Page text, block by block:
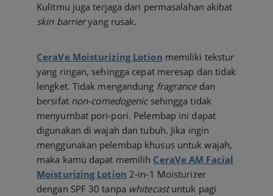
Kulitmu juga terjaga dari permasalahan akibat
skin barrieryang rusak.
CeraVe Moisturizing Lotion memiliki tekstur
yang ringan, sehingga cepat meresap dan tidak
lengket. Tidak mengandung fragrancedan
bersifat non-comedogenicsehingga tidak
menyumbat pori-pori. Pelembap ini dapat
digunakan di wajah dan tubuh. Jika ingin
menggunakan pelembap khusus untuk wajah,
maka kamu dapat memilih CeraVe AM Facial
Moisturizing Lotion 2-in-1 Moisturizer
dengan SPF 30 tanpa whitecastuntuk pagi